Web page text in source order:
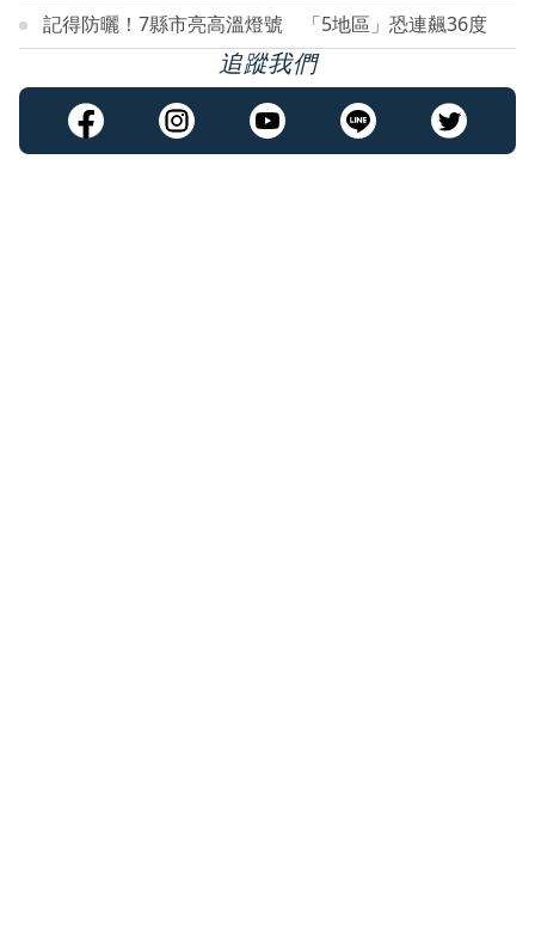
記得防曬！7縣市亮高溫燈號 「5地區」恐連飆36度
追蹤我們